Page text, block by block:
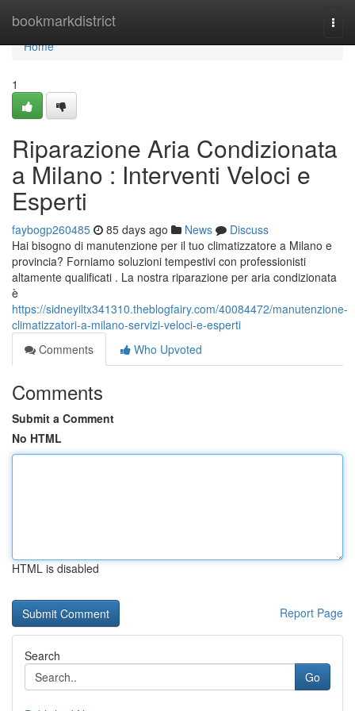
bookmarkdistrict
Home
Home
1
Riparazione Aria Condizionata
a Milano : Interventi Veloci e
Esperti
faybogp260485 85 days ago News
Discuss
Hai bisogno di manutenzione per il tuo climatizzatore a Milano e
provincia? Forniamo soluzioni tempestivi con professionisti
altamente qualificati . La nostra riparazione per aria condizionata
è
https://sidneyiltx341310.theblogfairy.com/40084472/manutenzione-
climatizzatori-a-milano-servizi-veloci-e-esperti
Comments
Who Upvoted
Comments
Submit a Comment
No HTML
HTML is disabled
Report Page
Search
Go